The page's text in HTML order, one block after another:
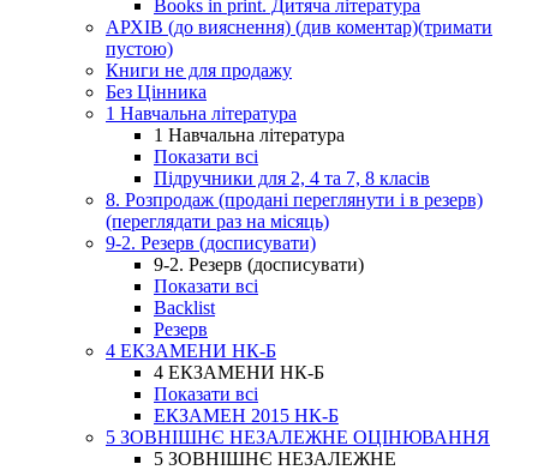
Books in print. Дитяча література
АРХІВ (до вияснення) (див коментар)(тримати
пустою)
Книги не для продажу
Без Цінника
1 Навчальна література
1 Навчальна література
Показати всі
Підручники для 2, 4 та 7, 8 класів
8. Розпродаж (продані переглянути і в резерв)
(переглядати раз на місяць)
9-2. Резерв (досписувати)
9-2. Резерв (досписувати)
Показати всі
Backlist
Резерв
4 ЕКЗАМЕНИ НК-Б
4 ЕКЗАМЕНИ НК-Б
Показати всі
ЕКЗАМЕН 2015 НК-Б
5 ЗОВНІШНЄ НЕЗАЛЕЖНЕ ОЦІНЮВАННЯ
5 ЗОВНІШНЄ НЕЗАЛЕЖНЕ